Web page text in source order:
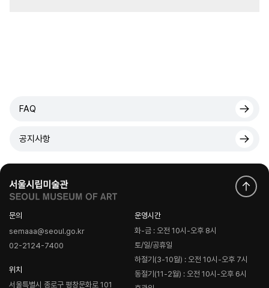
FAQ
공지사항
문의
semaaa@seoul.go.kr
02-2124-7400
위치
서울특별시 종로구 평창문화로 101
운영시간
화-금 : 오전 10시-오후 8시
토/일/공휴일
하절기(3-10월) : 오전 10시-오후 7시
동절기(11-2월) : 오전 10시-오후 6시